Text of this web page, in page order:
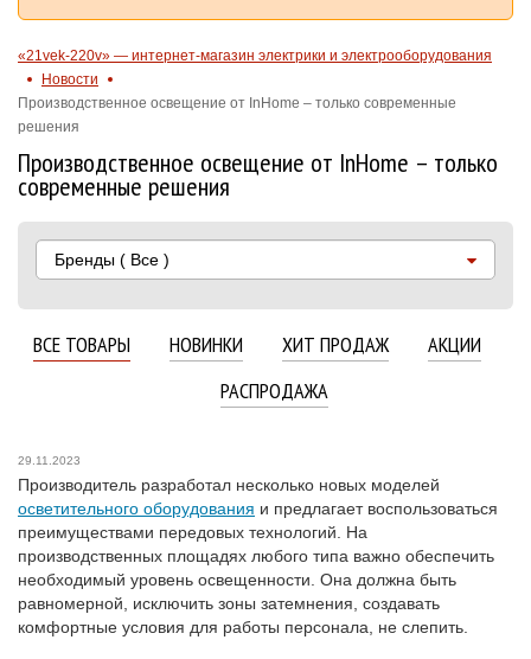
«21vek-220v» — интернет-магазин электрики и электрооборудования
Новости
Производственное освещение от InHome – только современные
решения
Производственное освещение от InHome – только
современные решения
Бренды ( Все )
ВСЕ ТОВАРЫ НОВИНКИ ХИТ ПРОДАЖ
АКЦИИ
РАСПРОДАЖА
29.11.2023
Производитель разработал несколько новых моделей
осветительного оборудования и предлагает воспользоваться
преимуществами передовых технологий. На
производственных площадях любого типа важно обеспечить
необходимый уровень освещенности. Она должна быть
равномерной, исключить зоны затемнения, создавать
комфортные условия для работы персонала, не слепить.